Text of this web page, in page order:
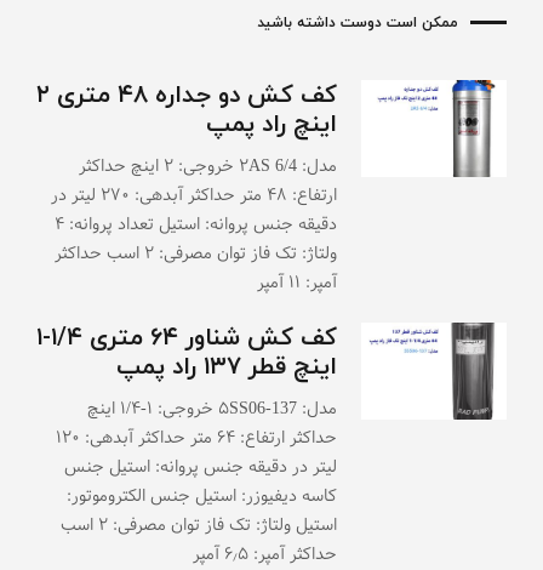
ممکن است دوست داشته باشید
کف کش دو جداره ۴۸ متری ۲
اینچ راد پمپ
مدل: ۲AS 6/4 خروجی: ۲ اینچ حداکثر
ارتفاع: ۴۸ متر حداکثر آبدهی: ۲۷۰ لیتر در
دقیقه جنس پروانه: استیل تعداد پروانه: ۴
ولتاژ: تک فاز توان مصرفی: ۲ اسب حداکثر
آمپر: ۱۱ آمپر
کف کش شناور ۶۴ متری ۱/۴-۱
اینچ قطر ۱۳۷ راد پمپ
مدل: ۵SS06-137 خروجی: ۱-۱/۴ اینچ
حداکثر ارتفاع: ۶۴ متر حداکثر آبدهی: ۱۲۰
لیتر در دقیقه جنس پروانه: استیل جنس
کاسه دیفیوزر: استیل جنس الکتروموتور:
استیل ولتاژ: تک فاز توان مصرفی: ۲ اسب
حداکثر آمپر: ۶٫۵ آمپر